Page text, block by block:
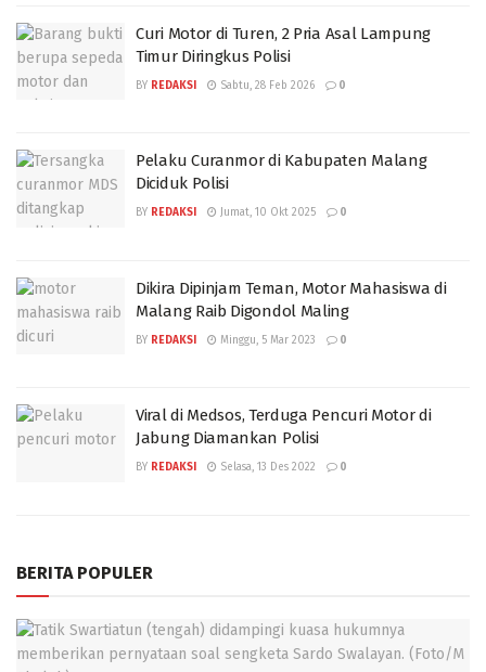
Curi Motor di Turen, 2 Pria Asal Lampung
Timur Diringkus Polisi
BY REDAKSI Sabtu, 28 Feb 2026 0
Pelaku Curanmor di Kabupaten Malang
Diciduk Polisi
BY REDAKSI Jumat, 10 Okt 2025 0
Dikira Dipinjam Teman, Motor Mahasiswa di
Malang Raib Digondol Maling
BY REDAKSI Minggu, 5 Mar 2023 0
Viral di Medsos, Terduga Pencuri Motor di
Jabung Diamankan Polisi
BY REDAKSI Selasa, 13 Des 2022 0
BERITA POPULER